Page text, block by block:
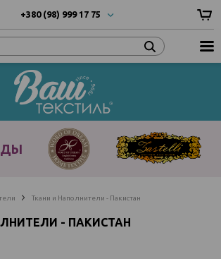
+380 (98) 999 17 75
Ткани и Наполнители - Пакистан
- ПАКИСТАН